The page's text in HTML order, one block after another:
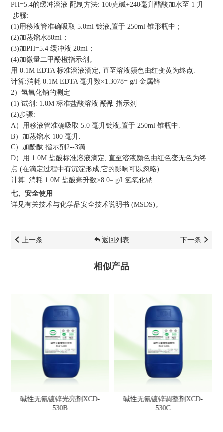
PH=5.4的缓冲溶液 配制方法: 100克碱+240毫升醋酸加水至 1 升
步骤:
(1)用移液管准确吸取 5.0ml 镀液,置于 250ml 锥形瓶中；
(2)加蒸馏水80ml；
(3)加PH=5.4 缓冲液 20ml；
(4)加微量二甲酚橙指示剂。
用 0.1M EDTA 标准溶液滴定, 直至溶液颜色由红变黄为终点.
计算:消耗 0.1M EDTA 毫升数×1.3078= g/l 金属锌
2）氢氧化钠的测定
(1) 试剂: 1.0M 标准盐酸溶液 酚酞 指示剂
(2)步骤:
A）用移液管准确吸取 5.0 毫升镀液,置于 250ml 锥瓶中.
B）加蒸馏水 100 毫升.
C）加酚酞 指示剂2--3滴.
D）用 1.0M 盐酸标准溶液滴定, 直至溶液颜色由红色变无色为终
点.(在滴定过程中有沉淀形成,它的影响可以忽略)
计算: 消耗 1.0M 盐酸毫升数×8.0= g/l 氢氧化钠
七、安全使用
详见有关技术与化学品安全技术说明书 (MSDS)。
上一条 返回列表 下一条
相似产品
碱性无氰镀锌光亮剂XCD-
530B
碱性无氰镀锌调整剂XCD-
530C